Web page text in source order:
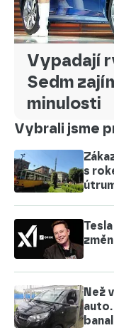
Vypadají
Sedm
minulosti
Vybrali jsme
s
Než